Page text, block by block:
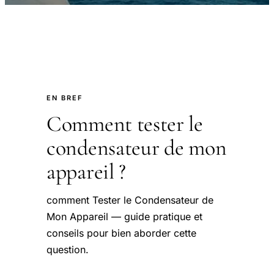
EN BREF
Comment tester le
condensateur de mon
appareil ?
comment Tester le Condensateur de
Mon Appareil — guide pratique et
conseils pour bien aborder cette
question.